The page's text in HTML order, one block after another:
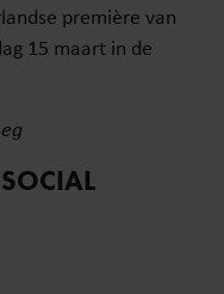
première van
15 maart in de